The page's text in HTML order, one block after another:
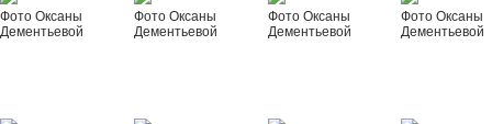
Фото Оксаны
Дементьевой
Фото Оксаны
Дементьевой
Фото Оксаны
Дементьевой
Фото Оксаны
Дементьевой